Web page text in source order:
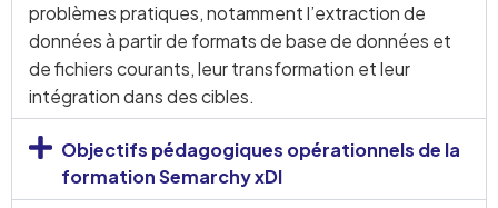
problèmes pratiques, notamment l’extraction de
données à partir de formats de base de données et
de fichiers courants, leur transformation et leur
intégration dans des cibles.
Objectifs pédagogiques opérationnels de la
formation Semarchy xDI